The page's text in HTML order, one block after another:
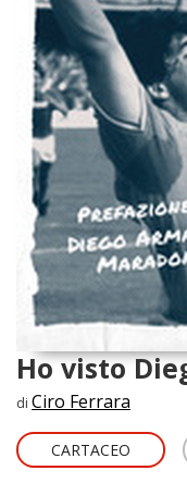
Ho visto
di Ciro Ferrara
CARTACEO